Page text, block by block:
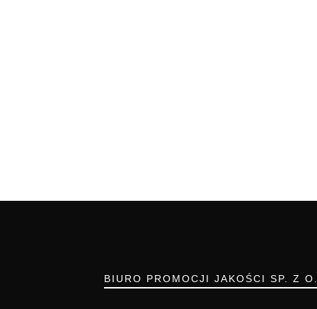
BIURO PROMOCJI JAKOŚCI SP. Z